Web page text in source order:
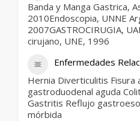
Banda y Manga Gastrica,
2010Endoscopia, UNNE
2007GASTROCIRUGIA,
cirujano, UNE, 1996
Enfermedades
Hernia Diverticulitis Fisura
gastroduodenal aguda
Gastritis Reflujo
mórbida